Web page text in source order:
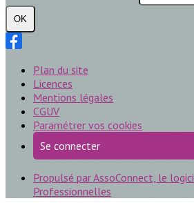
OK
Plan du site
Licences
Mentions légales
CGUV
Paramétrer vos cookies
Se connecter
Propulsé par AssoConnect, le
Professionnelles